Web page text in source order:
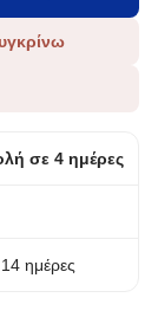
σε 4 ημέρες
ημέρες